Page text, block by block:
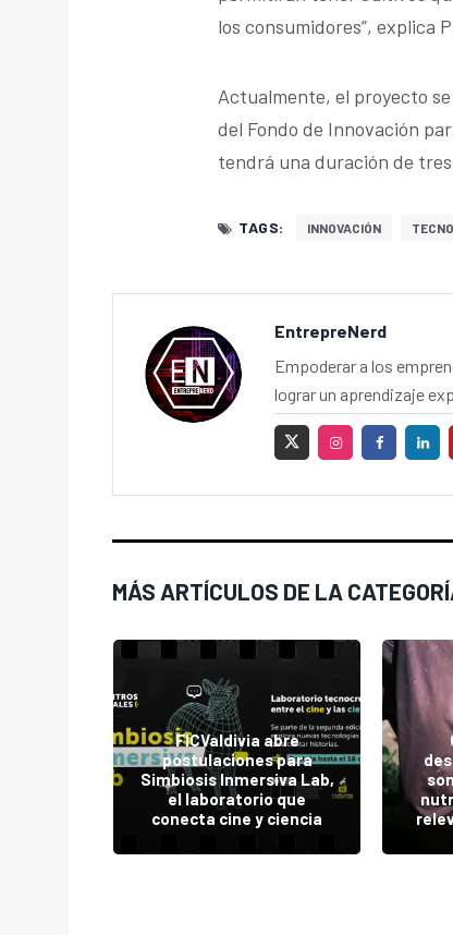
los consumidores”, explica
Actualmente, el proyecto
del Fondo de Innovación
tendrá una duración de tres
TAGS: INNOVACIÓN
EntrepreNerd
Empoderar a los
lograr un aprendizaje
MÁS ARTÍCULOS DE LA
FICValdivia abre
postulaciones para
Simbiosis Inmersiva Lab,
el laboratorio que
conecta cine y ciencia